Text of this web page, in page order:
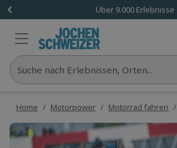
Über 9.000 Erlebnisse
Suche nach Erlebnissen, Orten...
Home / Motorpower / Motorrad fahren /